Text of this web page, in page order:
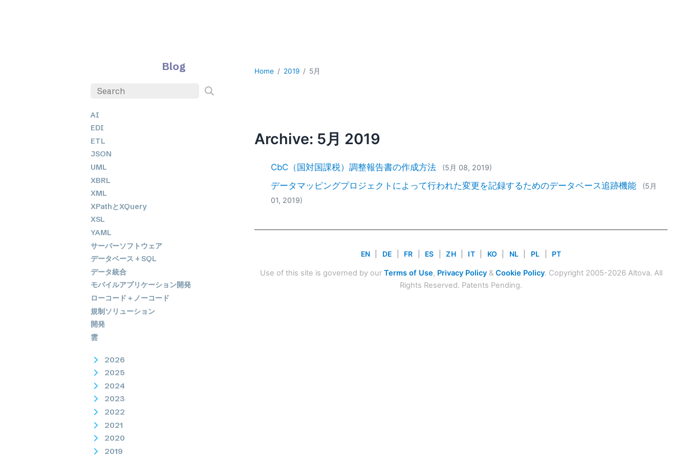
Blog
AI
EDI
ETL
JSON
UML
XBRL
XML
XPathとXQuery
XSL
YAML
サーバーソフトウェア
データベース + SQL
データ統合
モバイルアプリケーション開発
ローコード＋ノーコード
規制ソリューション
開発
雲
2026
2025
2024
2023
2022
2021
2020
2019
Home 2019 5月
Archive: 5月 2019
CbC（国対国課税）調整報告書の作成方法 (5月 08, 2019)
データマッピングプロジェクトによって行われた変更を記録するためのデータベース追跡機能
(5月
01, 2019)
EN DE FR ES ZH IT KO NL PL PT
Use of this site is governed by our Terms of Use, Privacy Policy& Cookie Policy. Copyright 2005-2026 Altova. All
Rights Reserved. Patents Pending.